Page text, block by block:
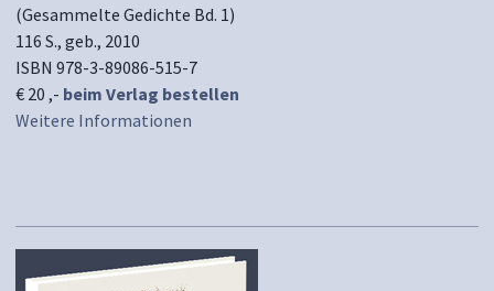
(Gesammelte Gedichte Bd. 1)
116 S., geb., 2010
ISBN 978-3-89086-515-7
€ 20 ,- beim Verlag bestellen
Weitere Informationen